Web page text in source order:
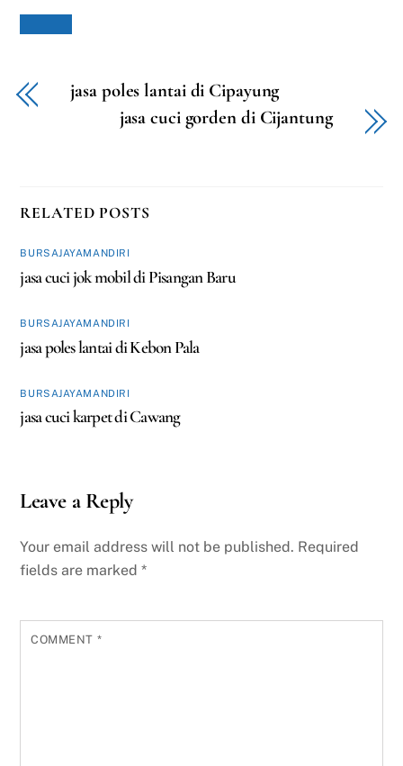
jasa poles lantai di Cipayung
jasa cuci gorden di Cijantung
RELATED POSTS
BURSAJAYAMANDIRI
jasa cuci jok mobil di Pisangan Baru
BURSAJAYAMANDIRI
jasa poles lantai di Kebon Pala
BURSAJAYAMANDIRI
jasa cuci karpet di Cawang
Leave a Reply
Your email address will not be published. Required
fields are marked*
COMMENT *